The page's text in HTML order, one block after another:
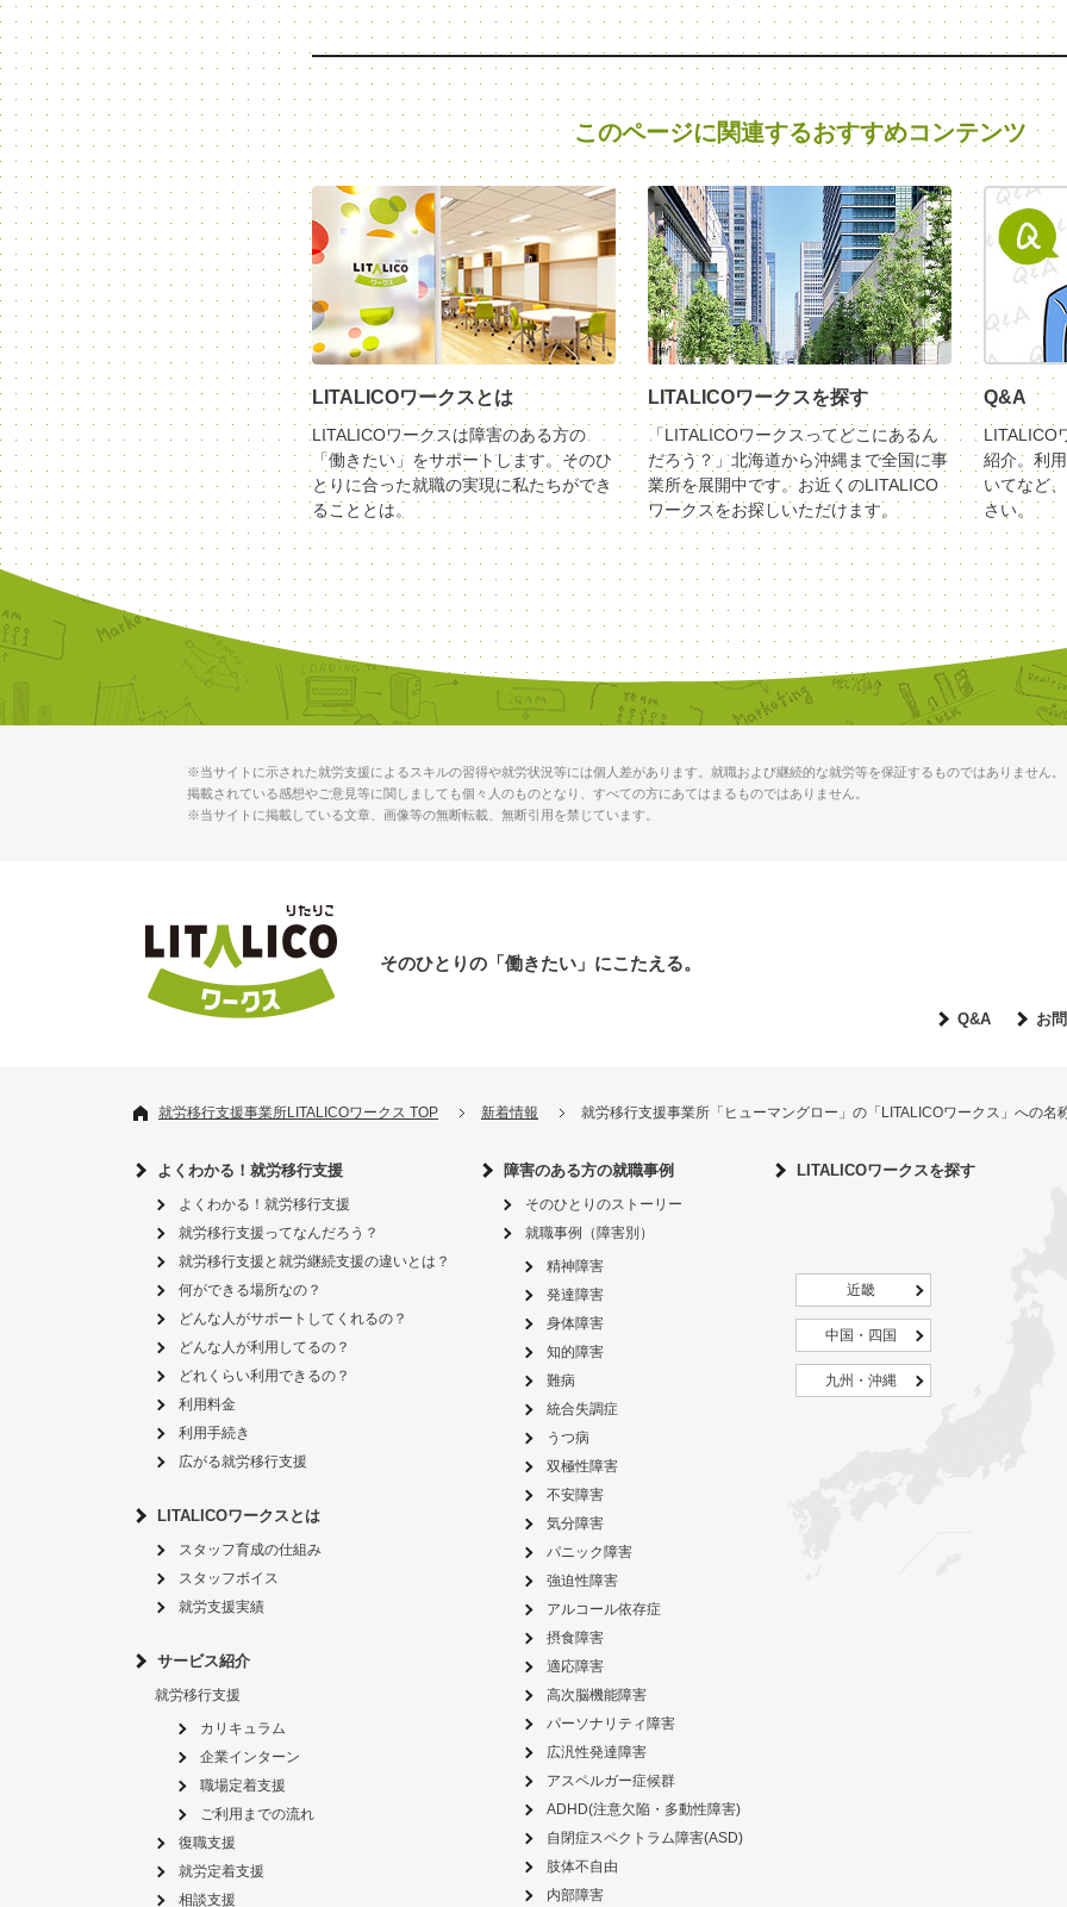
このページに関連するおすすめコンテンツ
LITALICOワークスとは
LITALICOワークスは障害のある方の
「働きたい」をサポートします。そのひ
とりに合った就職の実現に私たちができ
ることとは。
LITALICOワークスを探す
「LITALICOワークスってどこにあるん
だろう？」北海道から沖縄まで全国に事
業所を展開中です。お近くのLITALICO
ワークスをお探しいただけます。
Q&A
LITALICO
紹介。利
いてなど
さい。
※当サイトに示された就労支援によるスキルの習得や就労状況等には個人差があります。就職および継続的な就労等を保証するものではありません。
掲載されている感想やご意見等に関しましても個々人のものとなり、すべての方にあてはまるものではありません。
※当サイトに掲載している文章、画像等の無断転載、無断引用を禁じています。
そのひとりの「働きたい」にこたえる。
Q&A お
就労移行支援事業所LITALICOワークス TOP 新着情報 就労移行支援事業所「ヒューマングロー」の「LITALICOワークス」への名
よくわかる！就労移行支援
よくわかる！就労移行支援
就労移行支援ってなんだろう？
就労移行支援と就労継続支援の違いとは？
何ができる場所なの？
どんな人がサポートしてくれるの？
どんな人が利用してるの？
どれくらい利用できるの？
利用料金
利用手続き
広がる就労移行支援
LITALICOワークスとは
スタッフ育成の仕組み
スタッフボイス
就労支援実績
サービス紹介
就労移行支援
カリキュラム
企業インターン
職場定着支援
ご利用までの流れ
復職支援
就労定着支援
相談支援
障害のある方の就職事例
そのひとりのストーリー
就職事例（障害別）
精神障害
発達障害
身体障害
知的障害
難病
統合失調症
うつ病
双極性障害
不安障害
気分障害
パニック障害
強迫性障害
アルコール依存症
摂食障害
適応障害
高次脳機能障害
パーソナリティ障害
広汎性発達障害
アスペルガー症候群
ADHD(注意欠陥・多動性障害)
自閉症スペクトラム障害(ASD)
肢体不自由
内部障害
LITALICOワークスを探す
近畿
中国・四国
九州・沖縄